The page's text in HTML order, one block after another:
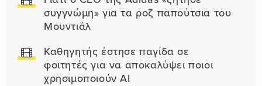
συγγνώμη» για τα ροζ παπούτσια του
Μουντιάλ
Καθηγητής έστησε παγίδα σε
φοιτητές για να αποκαλύψει ποιοι
χρησιμοποιούν AI